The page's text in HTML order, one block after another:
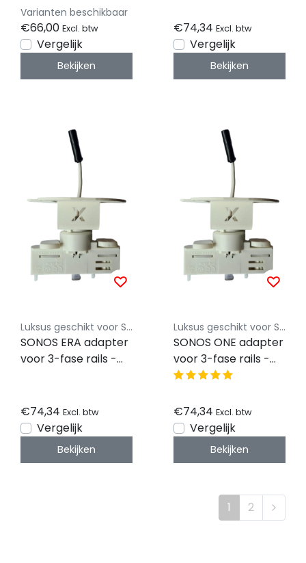
Varianten beschikbaar
€66,00 Excl. btw
Vergelijk
Bekijken
€74,34 Excl. btw
Vergelijk
Bekijken
Luksus geschikt voor SONOS
SONOS ERA adapter
voor 3-fase rails -
€74,34 Excl. btw
Vergelijk
Bekijken
Luksus geschikt voor SONOS
SONOS ONE adapter
voor 3-fase rails -
Wit
€74,34 Excl. btw
Vergelijk
Bekijken
1 2